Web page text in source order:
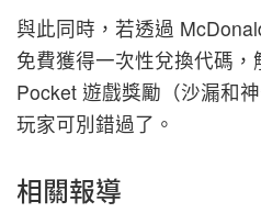
與此同時，若透過
免費獲得一次性兌換代碼
Pocket 遊戲獎勵（沙漏和
玩家可別錯過了。
相關報導